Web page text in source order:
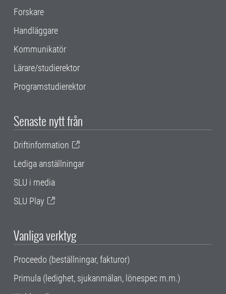
Forskare
Handläggare
Kommunikatör
Lärare/studierektor
Programstudierektor
Senaste nytt från
Driftinformation
Lediga anställningar
SLU i media
SLU Play
Vanliga verktyg
Proceedo (beställningar, fakturor)
Primula (ledighet, sjukanmälan, lönespec m.m.)